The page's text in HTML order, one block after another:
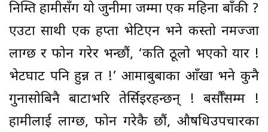
निम्ति हामीसँग यो जुनीमा जम्मा एक महिना बाँकी ?
एउटा साथी एक हप्ता भेटिएन भने कस्तो नमज्जा
लाग्छ र फोन गरेर भन्छौं, ‘कति ठूलो भएको यार !
भेटघाट पनि हुन्न त !’ आमाबुबाका आँखा भने कुनै
गुनासोबिनै बाटाभरि तेर्सिइरहन्छन् ! बर्सौँसम्म !
हामीलाई लाग्छ, फोन गरेकै छौं, औषधिउपचारका